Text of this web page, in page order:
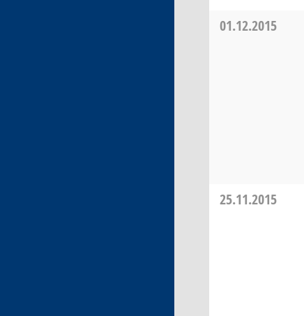
01.12.2015
25.11.2015